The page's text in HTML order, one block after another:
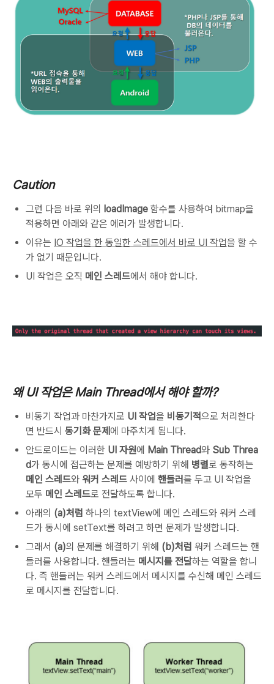
Caution
그런 다음 바로 위의 loadImage 함수를 사용하여 bitmap을
적용하면 아래와 같은 에러가 발생합니다.
이유는 IO 작업을 한 동일한 스레드에서 바로 UI 작업을 할 수
가 없기 때문입니다.
UI 작업은 오직 메인 스레드에서 해야 합니다.
왜 UI 작업은 Main Thread에서 해야 할까?
비동기 작업과 마찬가지로 UI 작업을 비동기적으로 처리한다
면 반드시 동기화 문제 에 마주치게 됩니다.
안드로이드는 이러한 UI 자원에 Main Thread와 Sub Threa
d가 동시에 접근하는 문제를 예방하기 위해 병렬로 동작하는
메인 스레드와 워커 스레드 사이에 핸들러를 두고 UI 작업을
모두 메인 스레드로 전달하도록 합니다.
아래의 (a)처럼 하나의 textView에 메인 스레드와 워커 스레
드가 동시에 setText를 하려고 하면 문제가 발생합니다.
그래서 (a)의 문제를 해결하기 위해 (b)처럼 워커 스레드는 핸
들러를 사용합니다. 핸들러는 메시지를 전달하는 역할을 합니
다. 즉 핸들러는 워커 스레드에서 메시지를 수신해 메인 스레드
로 메시지를 전달합니다.